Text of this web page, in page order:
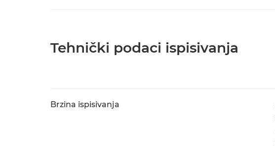
Tehnički podaci ispisivanja
Brzina ispisivanja